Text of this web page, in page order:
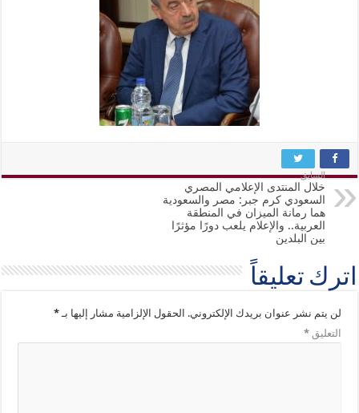
السابق
خلال المنتدى الإعلامي المصري
السعودي كرم جبر: مصر والسعودية
هما رمانة الميزان في المنطقة
العربية.. والإعلام يلعب دورًا مؤثرًا
بين البلدين
اترك تعليقاً
لن يتم نشر عنوان بريدك الإلكتروني. الحقول الإلزامية مشار إليها بـ*
التعليق*